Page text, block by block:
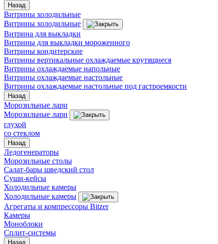
Назад
Витрины холодильные
Витрины холодильные
Витрина для выкладки
Витрины для выкладки мороженного
Витрины кондитерские
Витрины вертикальные охлаждаемые крутящиеся
Витрины охлаждаемые напольные
Витрины охлаждаемые настольные
Витрины охлаждаемые настольные под гастроемкости
Назад
Морозильные лари
Морозильные лари
глухой
со стеклом
Назад
Ледогенераторы
Морозильные столы
Салат-бары шведский стол
Суши-кейсы
Холодильные камеры
Холодильные камеры
Агрегаты и компрессоры Bitzer
Камеры
Моноблоки
Сплит-системы
Назад